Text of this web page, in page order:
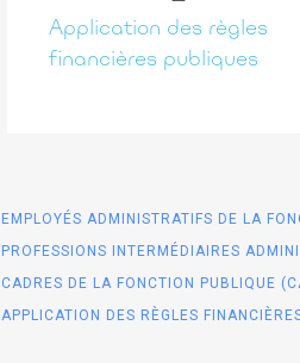
Application des règles
financières publiques
EMPLOYÉS ADMINISTRATIFS DE LA
PROFESSIONS INTERMÉDIAIRES
CADRES DE LA FONCTION PUBLIQUE
APPLICATION DES RÈGLES